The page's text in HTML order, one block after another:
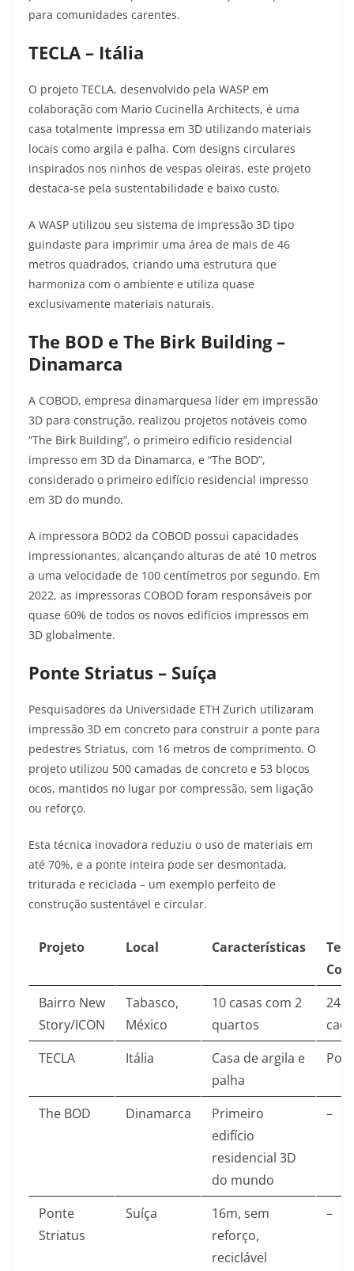
para comunidades carentes.
TECLA – Itália
O projeto TECLA, desenvolvido pela WASP em
colaboração com Mario Cucinella Architects, é uma
casa totalmente impressa em 3D utilizando materiais
locais como argila e palha. Com designs circulares
inspirados nos ninhos de vespas oleiras, este projeto
destaca-se pela sustentabilidade e baixo custo.
A WASP utilizou seu sistema de impressão 3D tipo
guindaste para imprimir uma área de mais de 46
metros quadrados, criando uma estrutura que
harmoniza com o ambiente e utiliza quase
exclusivamente materiais naturais.
The BOD e The Birk Building –
Dinamarca
A COBOD, empresa dinamarquesa líder em impressão
3D para construção, realizou projetos notáveis como
“The Birk Building”, o primeiro edifício residencial
impresso em 3D da Dinamarca, e “The BOD”,
considerado o primeiro edifício residencial impresso
em 3D do mundo.
A impressora BOD2 da COBOD possui capacidades
impressionantes, alcançando alturas de até 10 metros
a uma velocidade de 100 centímetros por segundo. Em
2022, as impressoras COBOD foram responsáveis por
quase 60% de todos os novos edifícios impressos em
3D globalmente.
Ponte Striatus – Suíça
Pesquisadores da Universidade ETH Zurich utilizaram
impressão 3D em concreto para construir a ponte para
pedestres Striatus, com 16 metros de comprimento. O
projeto utilizou 500 camadas de concreto e 53 blocos
ocos, mantidos no lugar por compressão, sem ligação
ou reforço.
Esta técnica inovadora reduziu o uso de materiais em
até 70%, e a ponte inteira pode ser desmontada,
triturada e reciclada – um exemplo perfeito de
construção sustentável e circular.
Projeto Local Características
Bairro New
Story/ICON
Tabasco,
México
10 casas com 2
quartos
24
cada
TECLA
Itália
Casa de argila e
palha
The BOD Dinamarca
Primeiro
edifício
residencial 3D
do mundo
–
Ponte
Striatus
Suíça
16m, sem
reforço,
reciclável
–